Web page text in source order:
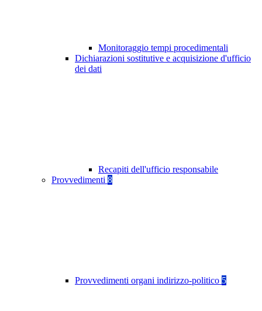
Monitoraggio tempi procedimentali
Dichiarazioni sostitutive e acquisizione d'ufficio
dei dati
Recapiti dell'ufficio responsabile
Provvedimenti 8
Provvedimenti organi indirizzo-politico 5